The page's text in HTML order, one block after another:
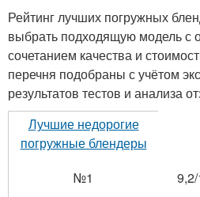
Рейтинг лучших погружных
выбрать подходящую модель с
сочетанием качества и
перечня подобраны с учётом
результатов тестов и анализа
Лучшие недорогие
погружные блендеры
№1